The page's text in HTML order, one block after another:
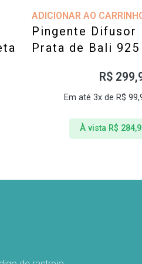
ADICIONAR AO
Pingente Difusor
Prata de Bali
R$
Em até 3x de R$
À vista R$